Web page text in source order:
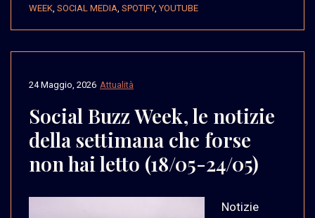
WEEK SOCIAL MEDIA SPOTIFY,YOUTUBE
Attualità
24 Maggio, 2026
Social Buzz Week, le notizie
della settimana che forse
non hai letto (18/05-24/05)
Notizie